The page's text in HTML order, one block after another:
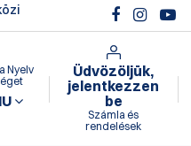
Nyelv
Üdvözöljük,
jelentkezzen
be
Számla és
rendelések